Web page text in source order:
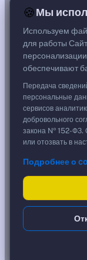
Цена
102,00 %
1 020,01 USD
Срок, лет
3,66
Дюрация, лет
3,04
Рейтинг
Тип
Корпоративная
Флоатер
к дате
07.04.2030
🍪Мы
Используем
для работы
обеспечивают
Передача
персональные
сервисов
добровольного
закона № 152-ФЗ.
или отозвать в
Подробнее о